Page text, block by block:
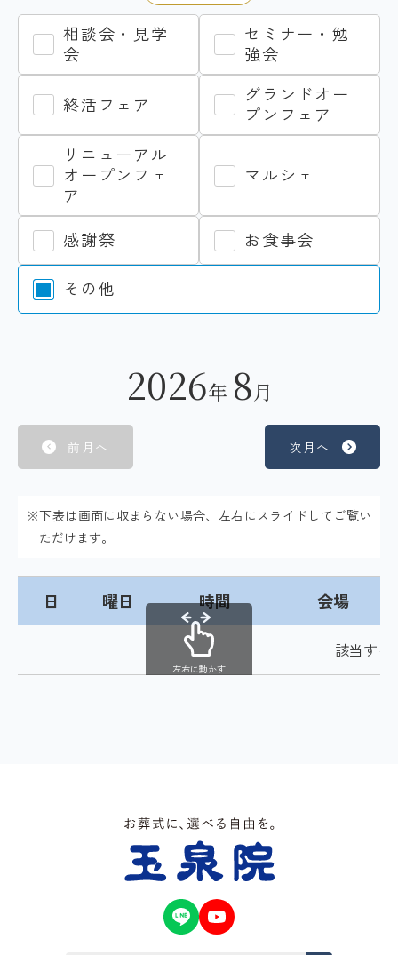
相談会・見学
会
セミナー・勉
強会
終活フェア
グランドオー
プンフェア
リニューアル
オープンフェ
ア
マルシェ
感謝祭 お食事会
その他
2026年 8月
前月へ 次月へ
※下表は画面に収まらない場合、左右にスライドしてご覧い
ただけます。
日 曜日 時間 会場
該当する
左右に動かす